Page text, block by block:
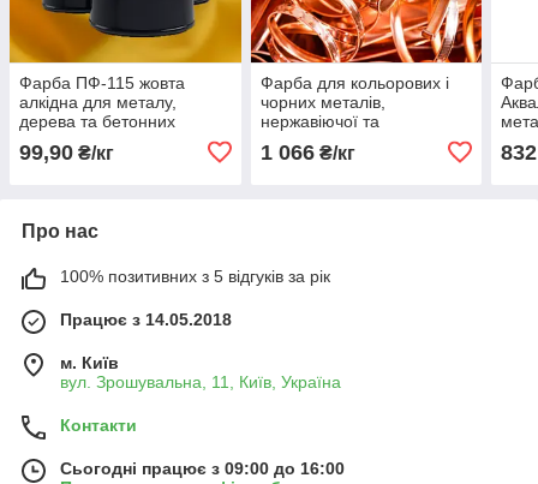
Фарба ПФ-115 жовта
алкідна для металу,
дерева та бетонних
99,90 ₴/кг
Фарба для кольорових і
чорних металів,
нержавіючої та
алюмінію і його сплавів
1 066₴/кг 832
Про нас
100% позитивних з 5 відгуків за рік
Працює з 14.05.2018
м. Київ
вул. Зрошувальна, 11, Київ, Україна
Контакти
Сьогодні працює з 09:00 до 16:00